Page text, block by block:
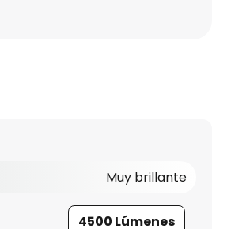
Muy brillante
4500 Lúmenes